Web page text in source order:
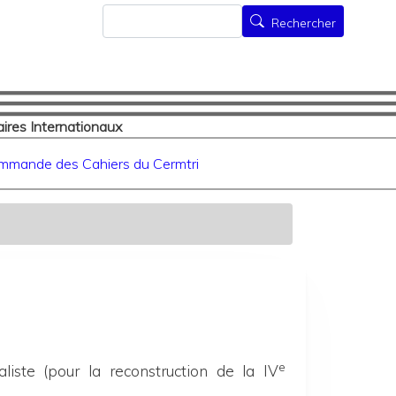
Internationaux
Rechercher
Rechercher
des Cahiers du Cermtri
(pour la reconstruction de la IVe